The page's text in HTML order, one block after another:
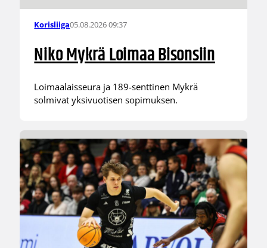
Korisliiga05.08.2026 09:37
Niko Mykrä Loimaa Bisonsiin
Loimaalaisseura ja 189-senttinen Mykrä
solmivat yksivuotisen sopimuksen.